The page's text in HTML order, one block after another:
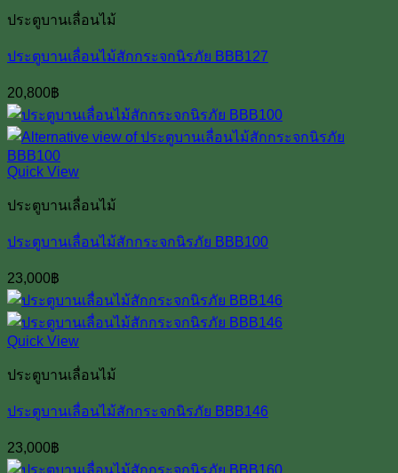
ประตูบานเลื่อนไม้
ประตูบานเลื่อนไม้สักกระจกนิรภัย BBB127
20,800฿
Quick View
ประตูบานเลื่อนไม้
ประตูบานเลื่อนไม้สักกระจกนิรภัย BBB100
23,000฿
Quick View
ประตูบานเลื่อนไม้
ประตูบานเลื่อนไม้สักกระจกนิรภัย BBB146
23,000฿